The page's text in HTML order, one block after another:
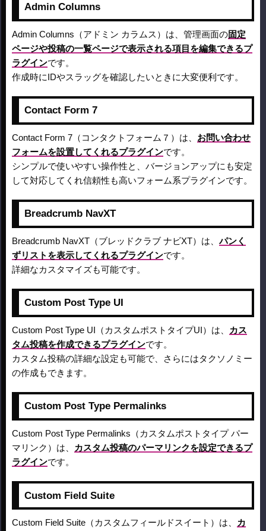
Admin Columns
Admin Columns（アドミン カラムス）は、管理画面の固定
ページや投稿の一覧ページで表示される項目を編集できるプ
ラグインです。
作成時にIDやスラッグを確認したいときに大変便利です。
Contact Form 7
Contact Form 7（コンタクトフォーム７）は、 お問い合わせ
フォームを設置してくれるプラグインです。
シンプルで使いやすい操作性と、バージョンアップにも安定
して対応してくれ信頼性も高いフォーム系プラグインです。
Breadcrumb NavXT
Breadcrumb NavXT（ブレッドクラブ ナビXT）は、パンく
ずリストを表示してくれるプラグインです。
詳細なカスタマイズも可能です。
Custom Post Type UI
Custom Post Type UI（カスタムポストタイプUI）は、
カス
タム投稿を作成できるプラグインです。
カスタム投稿の詳細な設定も可能で、さらにはタクソノミー
の作成もできます。
Custom Post Type Permalinks
Custom Post Type Permalinks（カスタムポストタイプ パー
マリンク）は、
カスタム投稿のパーマリンクを設定できるプ
ラグインです。
Custom Field Suite
Custom Field Suite（カスタムフィールドスイート）は、
カ